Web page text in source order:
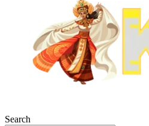
Search